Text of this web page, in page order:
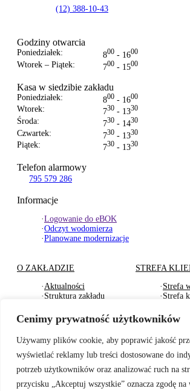
Cenimy prywatność użytkowników
Używamy plików cookie, aby poprawić jakość
wyświetlać reklamy lub treści dostosowane do
potrzeb użytkowników oraz analizować ruch na
przycisku „Akceptuj wszystkie” oznacza zgodę
(12) 388-10-43
Godziny otwarcia
Poniedziałek: 800 - 1600
Wtorek – Piątek: 700 - 1500
Kasa w siedzibie zakładu
Poniedziałek: 800 - 1600
Wtorek: 730 - 1330
Środa: 730 - 1430
Czwartek: 730 - 1330
Piątek: 730 - 1330
Telefon alarmowy
795 579 286
Informacje
·Logowanie do eBOK
·Odczyt wodomierza
·Planowane modernizacje
O ZAKŁADZIE
· Aktualności
· Struktura zakładu
·Oferty pracy
STREFA
· Strefa
· Strefa
·Strefa
BADANIA WODY
·Badania wewnętrzne wody
TARYFY I
·Za